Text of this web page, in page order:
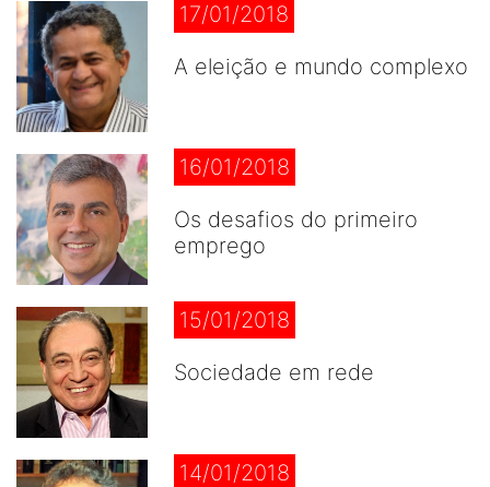
17/01/2018
A eleição e mundo complexo
16/01/2018
Os desafios do primeiro
emprego
15/01/2018
Sociedade em rede
14/01/2018